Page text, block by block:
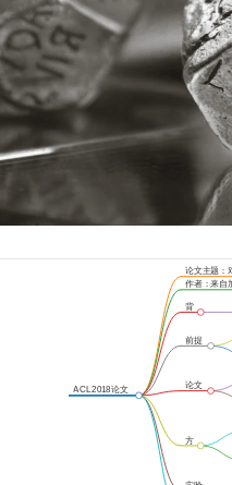
方
论文
前提
背
作者：来自
论文主题：
前提触发检
ACL 2018论文